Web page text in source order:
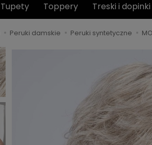
Tupety Toppery Treski i dopinki
Peruki damskie Peruki syntetyczne